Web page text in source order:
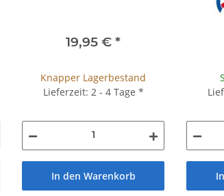
19,95 € *
Knapper Lagerbestand
Lieferzeit: 2 - 4 Tage *
In den Warenkorb